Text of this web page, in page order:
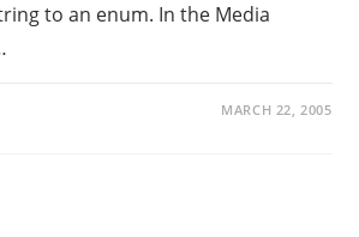
to an enum. In the Media
MARCH 22, 2005